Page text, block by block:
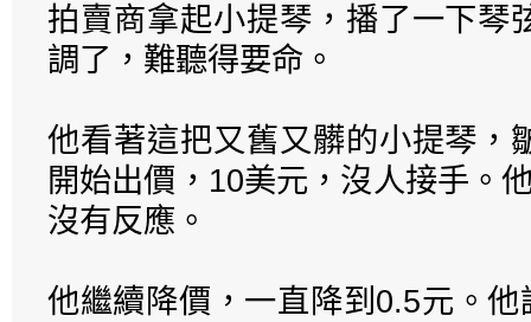
拍賣商拿起小提琴，播了一下琴
調了，難聽得要命。
他看著這把又舊又髒的小提琴，
開始出價，10美元，沒人接手。
沒有反應。
他繼續降價，一直降到0.5元。